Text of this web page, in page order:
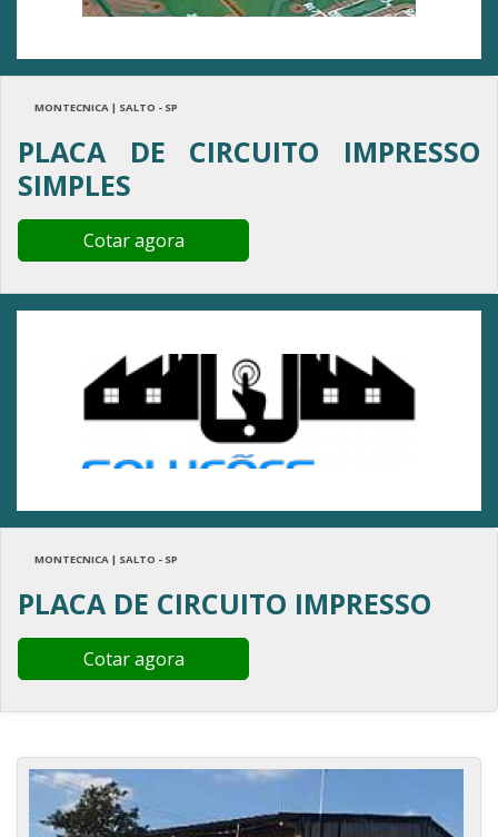
MONTECNICA | SALTO - SP
PLACA DE CIRCUITO IMPRESSO
SIMPLES
Cotar agora
MONTECNICA | SALTO - SP
PLACA DE CIRCUITO IMPRESSO
Cotar agora